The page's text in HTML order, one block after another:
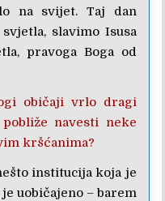
na svijet. Taj dan
slavimo Isusa
pravoga Boga od
običaji vrlo dragi
navesti neke
kršćanima?
institucija koja je
uobičajeno – barem